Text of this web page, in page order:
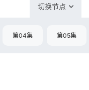
切换节点
第04集 第05集